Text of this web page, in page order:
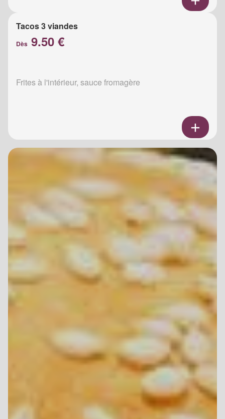
Tacos 3 viandes
Dès 9.50 €
Frites à l'intérieur, sauce fromagère